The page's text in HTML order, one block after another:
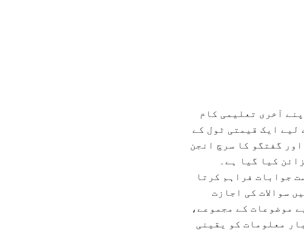
آخری تعلیمی کام
لیے ایک قیمتی ٹول کے
گفتگو کا سرچ انجن
کیا گیا ہے۔
جوابات فراہم کرتا
سوالات کی اجازت
موضوعات کے مجموعے،
معلومات کو یقینی